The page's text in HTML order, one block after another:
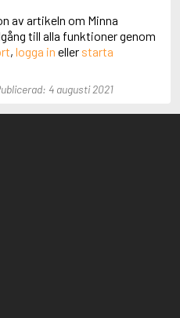
av artikeln om Minna
till alla funktioner genom
, logga in eller starta
4 augusti 2021